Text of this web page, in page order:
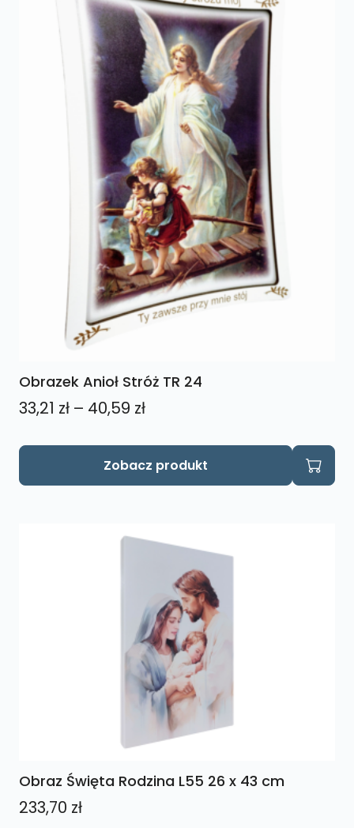
Obrazek Anioł Stróż TR 24
33,21 zł – 40,59 złZakres
33,21 zł
Zobacz produkt
Ten
Obraz Święta Rodzina L55 26 x 43 cm
233,70 zł